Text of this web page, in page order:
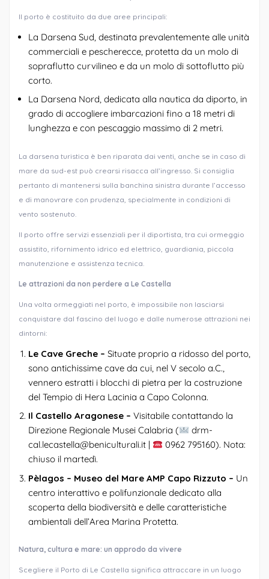
Il porto è costituito da due aree principali:
La Darsena Sud, destinata prevalentemente alle unità
commerciali e pescherecce, protetta da un molo di
sopraflutto curvilineo e da un molo di sottoflutto più
corto.
La Darsena Nord, dedicata alla nautica da diporto, in
grado di accogliere imbarcazioni fino a 18 metri di
lunghezza e con pescaggio massimo di 2 metri.
La darsena turistica è ben riparata dai venti, anche se in caso di
mare da sud-est può crearsi risacca all’ingresso. Si consiglia
pertanto di mantenersi sulla banchina sinistra durante l’accesso
e di manovrare con prudenza, specialmente in condizioni di
vento sostenuto.
Il porto offre servizi essenziali per il diportista, tra cui ormeggio
assistito, rifornimento idrico ed elettrico, guardiania, piccola
manutenzione e assistenza tecnica.
Le attrazioni da non perdere a Le Castella
Una volta ormeggiati nel porto, è impossibile non lasciarsi
conquistare dal fascino del luogo e dalle numerose attrazioni nei
dintorni:
Le Cave Greche – Situate proprio a ridosso del porto,
sono antichissime cave da cui, nel V secolo a.C.,
vennero estratti i blocchi di pietra per la costruzione
del Tempio di Hera Lacinia a Capo Colonna.
Il Castello Aragonese – Visitabile contattando la
Direzione Regionale Musei Calabria (
drm-
cal.lecastella@beniculturali.it |
0962 795160). Nota:
chiuso il martedì.
Pèlagos – Museo del Mare AMP Capo Rizzuto – Un
centro interattivo e polifunzionale dedicato alla
scoperta della biodiversità e delle caratteristiche
ambientali dell’Area Marina Protetta.
Natura, cultura e mare: un approdo da vivere
Scegliere il Porto di Le Castella significa attraccare in un luogo